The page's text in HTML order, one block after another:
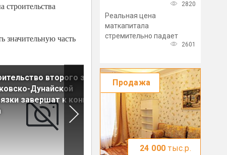
строительства
часть
второго этапа
Дунайской
завершат к концу
Проект Большого
Смоленского моста прошел
госэкспертизу
2820
Реальная цена
маткапитала
стремительно падает
2601
Продажа
24 000 тыс.р.